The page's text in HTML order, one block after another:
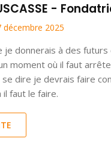
-
décembre 2025
je donnerais à des
moment où il faut
dire je devrais faire
il faut le faire.